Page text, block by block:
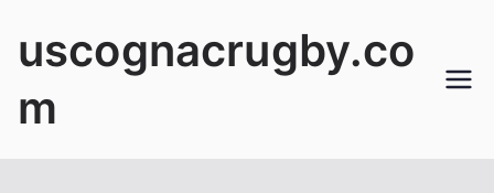
uscognacrugby.co
m